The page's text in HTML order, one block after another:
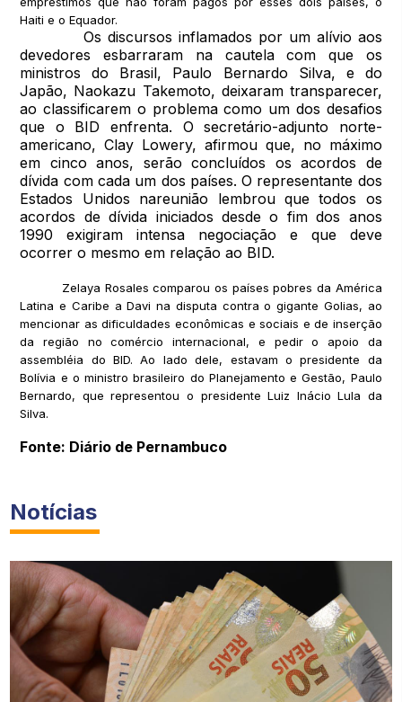
Haiti e o Equador.
Os discursos inflamados por um alívio aos
devedores esbarraram na cautela com que os
ministros do Brasil, Paulo Bernardo Silva, e do
Japão, Naokazu Takemoto, deixaram transparecer,
ao classificarem o problema como um dos desafios
que o BID enfrenta. O secretário-adjunto norte-
americano, Clay Lowery, afirmou que, no máximo
em cinco anos, serão concluídos os acordos de
dívida com cada um dos países. O representante dos
Estados Unidos nareunião lembrou que todos os
acordos de dívida iniciados desde o fim dos anos
1990 exigiram intensa negociação e que deve
ocorrer o mesmo em relação ao BID.
Zelaya Rosales comparou os países pobres da América
Latina e Caribe a Davi na disputa contra o gigante Golias, ao
mencionar as dificuldades econômicas e sociais e de inserção
da região no comércio internacional, e pedir o apoio da
assembléia do BID. Ao lado dele, estavam o presidente da
Bolívia e o ministro brasileiro do Planejamento e Gestão, Paulo
Bernardo, que representou o presidente Luiz Inácio Lula da
Silva.
Fonte: Diário de Pernambuco
Notícias